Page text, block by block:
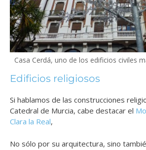
Casa Cerdá, uno de los edificios civiles
Edificios religiosos
Si hablamos de las construcciones
Catedral de Murcia, cabe destacar el
Clara la Real,
No sólo por su arquitectura, sino